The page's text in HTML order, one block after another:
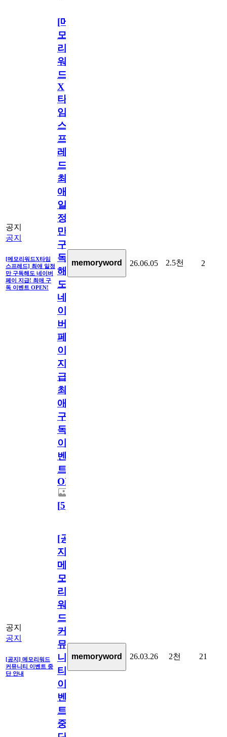
공지
공지
[메모리워드X타임
스프레드] 최애 일정
만 구독해도 네이버
페이 지급! 최애 구
독 이벤트 OPEN!
[메
모
리
워
드
X
타
임
스
프
레
드]
최
애
일
정
만
구
독
해
도
네
이
버
페
이
지
급!
최
애
구
독
이
벤
트
OPEN!
[5]
memoryword 26.06.05 2.5천 2
공지
공지
[공지] 메모리워드
커뮤니티 이벤트 중
단 안내
[공
지]
메
모
리
워
드
커
뮤
니
티
이
벤
트
중
memoryword 26.03.26 2천 21